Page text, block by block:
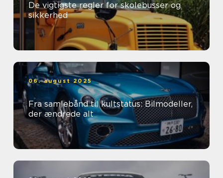
De vigtigste regler for skolebusser og
sikkerhed
06. august 2025
Fra samlebånd til kultstatus: Bilmodeller,
der ændrede alt